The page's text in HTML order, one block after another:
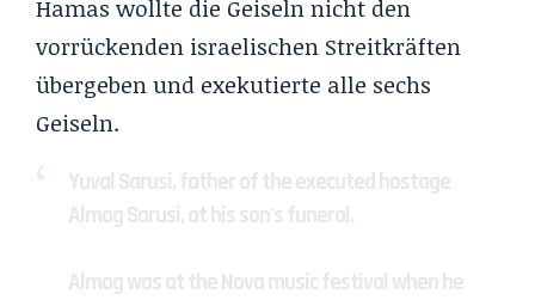
Hamas wollte die Geiseln nicht den
vorrückenden israelischen Streitkräften
übergeben und exekutierte alle sechs
Geiseln.
Yuval Sarusi, father of the executed hostage
Almog Sarusi, at his son's funeral.
Almog was at the Nova music festival when he